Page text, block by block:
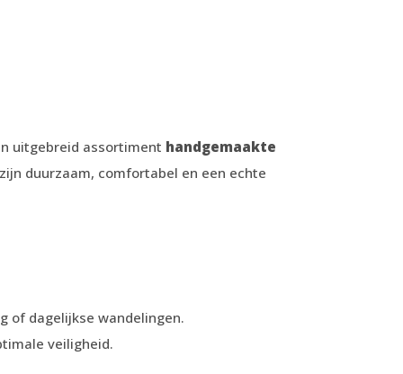
uitgebreid assortiment handgemaakte
duurzaam, comfortabel en een echte
of dagelijkse wandelingen.
veiligheid.